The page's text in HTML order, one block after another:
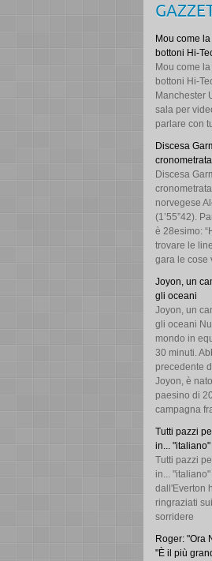
Mou come
bottoni Hi-
Mou come
bottoni Hi-
Manchester
sala per
parlare con
Discesa
cronometrata
Discesa
norvegese
(1’55”42).
è 28esimo:
trovare le
gara le cose
Joyon, un
gli oceani
Joyon, un
gli oceani
mondo in
30 minuti.
precedente
Joyon, è
paesino di
campagna
Tutti pazzi
in... "italiano"
Tutti pazzi
in...
dall'Everton
ringraziati
sorridere
Roger: "Ora
"È il più